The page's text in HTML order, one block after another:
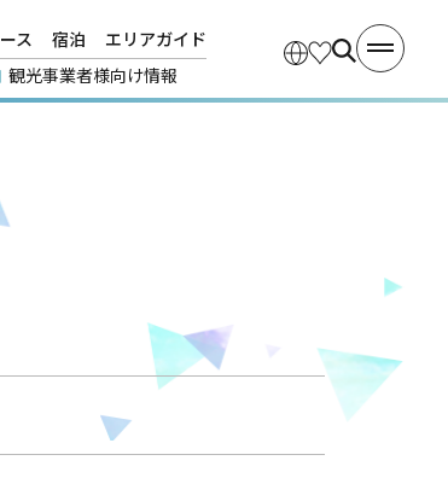
ス 宿泊
エリアガイド
観光事業者様向け情報